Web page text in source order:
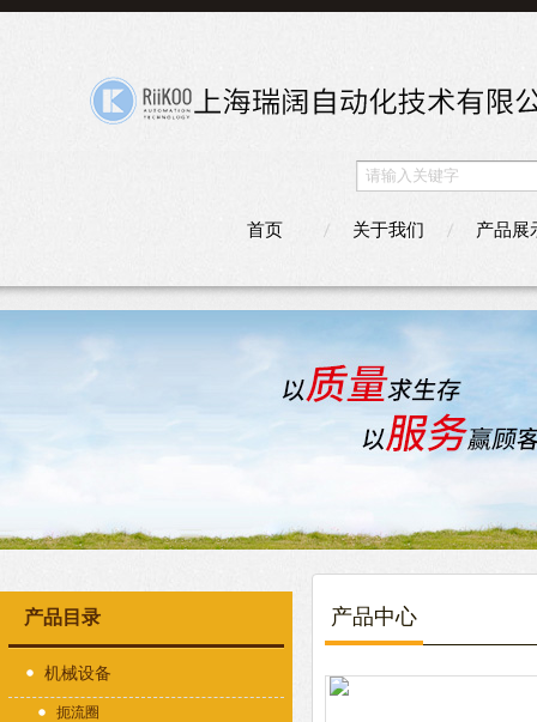
首页 关于我们 产品展
产品目录
机械设备
扼流圈
产品中心